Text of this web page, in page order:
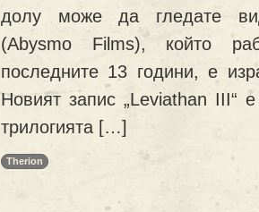
долу може да гледате
(Abysmo Films), който
последните 13 години, е
Новият запис „Leviathan III“
трилогията […]
Therion